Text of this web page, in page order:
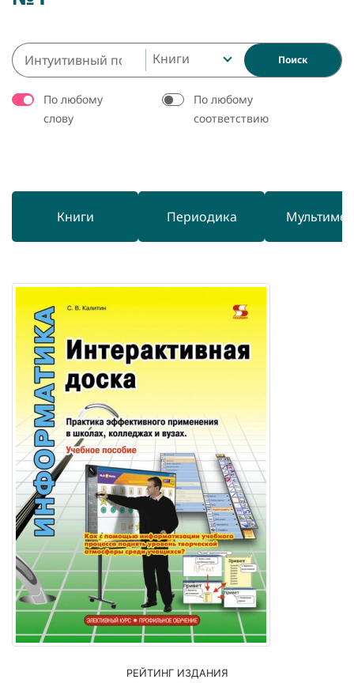
Книги Поиск
По любому
слову
По любому
соответствию
Книги Периодика
РЕЙТИНГ ИЗДАНИЯ